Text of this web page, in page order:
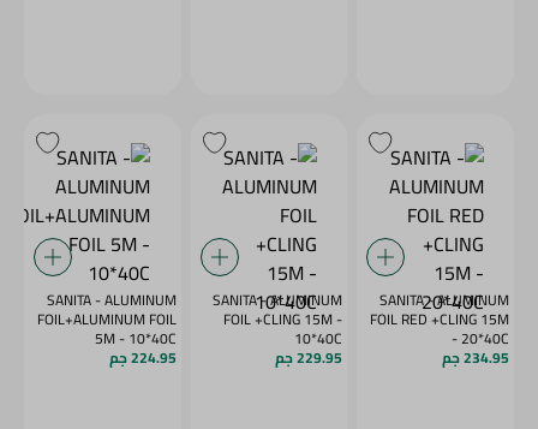
SANITA - ALUMINUM
FOIL RED +CLING 15M
- 20*40C
234.95 جم
SANITA - ALUMINUM
FOIL +CLING 15M -
10*40C
229.95 جم
SANITA - ALUMINUM
FOIL+ALUMINUM FOIL
5M - 10*40C
224.95 جم